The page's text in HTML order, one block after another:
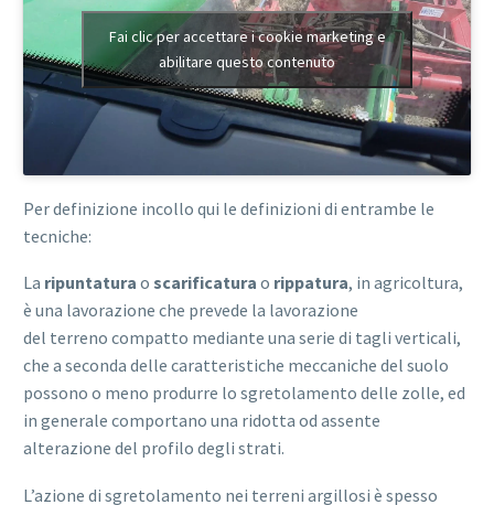
Fai clic per accettare i cookie marketing e
abilitare questo contenuto
Per definizione incollo qui le definizioni di entrambe le
tecniche:
La ripuntatura o scarificatura o rippatura, in agricoltura,
è una lavorazione che prevede la lavorazione
del terreno compatto mediante una serie di tagli verticali,
che a seconda delle caratteristiche meccaniche del suolo
possono o meno produrre lo sgretolamento delle zolle, ed
in generale comportano una ridotta od assente
alterazione del profilo degli strati.
L’azione di sgretolamento nei terreni argillosi è spesso